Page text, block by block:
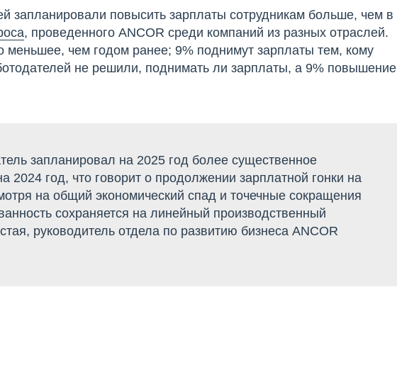
запланировали повысить зарплаты сотрудникам больше, чем в
, проведенного ANCOR среди компаний из разных отраслей.
чем годом ранее; 9% поднимут зарплаты тем, кому
не решили, поднимать ли зарплаты, а 9% повышение
запланировал на 2025 год более существенное
2024 год, что говорит о продолжении зарплатной гонки на
на общий экономический спад и точечные сокращения
сохраняется на линейный производственный
руководитель отдела по развитию бизнеса ANCOR